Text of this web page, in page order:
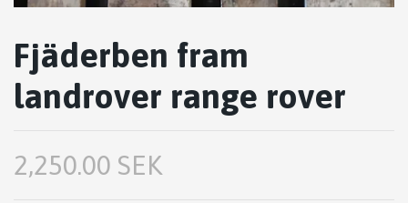
Fjäderben fram
landrover range rover
2,250.00 SEK